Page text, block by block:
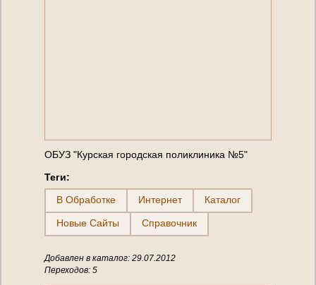
ОБУЗ "Курская городская поликлиника №5"
Теги:
В Обработке
Интернет Каталог
Новые Сайты Справочник
Добавлен в каталог: 29.07.2012
Переходов: 5